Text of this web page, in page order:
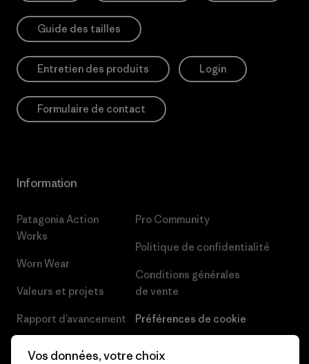
Guide des tailles
Entretien des produits Login
Formulaire de contact
Information
Patagonia Action
Works
Worn Wear
Valeurs et projets
Rapport d’avancement
Pro Community
Politique de confidentialité
Conditions générales
de vente
Préférences de cookie
Vos données, votre choix